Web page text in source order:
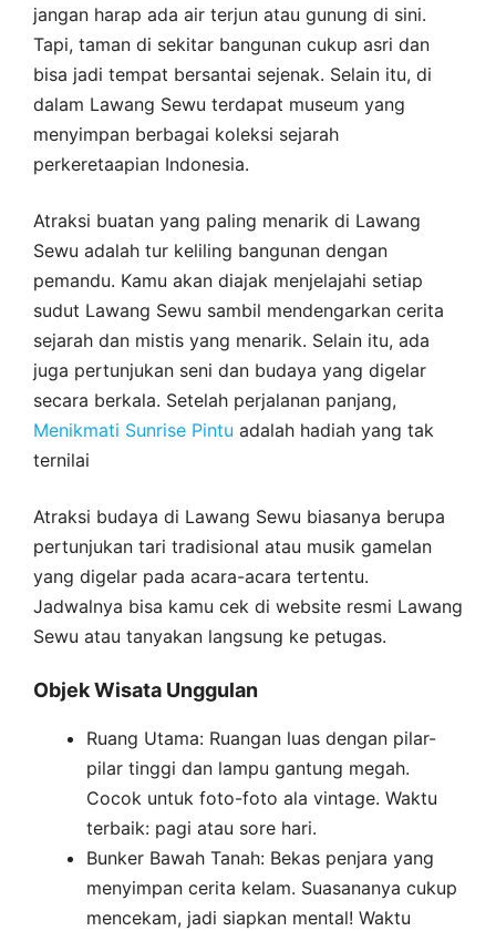
jangan harap ada air terjun atau gunung di sini.
Tapi, taman di sekitar bangunan cukup asri dan
bisa jadi tempat bersantai sejenak. Selain itu, di
dalam Lawang Sewu terdapat museum yang
menyimpan berbagai koleksi sejarah
perkeretaapian Indonesia.
Atraksi buatan yang paling menarik di Lawang
Sewu adalah tur keliling bangunan dengan
pemandu. Kamu akan diajak menjelajahi setiap
sudut Lawang Sewu sambil mendengarkan cerita
sejarah dan mistis yang menarik. Selain itu, ada
juga pertunjukan seni dan budaya yang digelar
secara berkala. Setelah perjalanan panjang,
Menikmati Sunrise Pintu adalah hadiah yang tak
ternilai
Atraksi budaya di Lawang Sewu biasanya berupa
pertunjukan tari tradisional atau musik gamelan
yang digelar pada acara-acara tertentu.
Jadwalnya bisa kamu cek di website resmi Lawang
Sewu atau tanyakan langsung ke petugas.
Objek Wisata Unggulan
Ruang Utama: Ruangan luas dengan pilar-
pilar tinggi dan lampu gantung megah.
Cocok untuk foto-foto ala vintage. Waktu
terbaik: pagi atau sore hari.
Bunker Bawah Tanah: Bekas penjara yang
menyimpan cerita kelam. Suasananya cukup
mencekam, jadi siapkan mental! Waktu